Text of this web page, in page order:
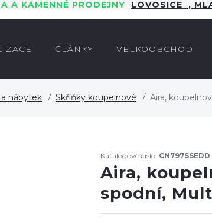
A KAMENNÉ PRODEJNY LOVOSICE ,
ČLÁNKY VELKOOBCHOD
a nábytek Skříňky koupelnové Aira,
Katalogové číslo: CN797SSEDD
Aira,
spodní,